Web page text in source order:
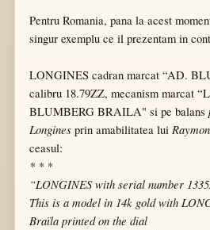
Pentru Romania, pana la acest
singur exemplu ce il prezentam in
LONGINES cadran marcat “AD.
calibru 18.79ZZ, mecanism marcat
BLUMBERG BRAILA" si pe balans
Longines prin amabilitatea lui
ceasul:
* * *
“LONGINES with serial number
This is a model in 14k gold with
Braïla printed on the dial